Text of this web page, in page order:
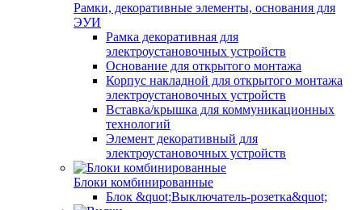
Рамки, декоративные элементы, основания для
ЭУИ
Рамка декоративная для
электроустановочных устройств
Основание для открытого монтажа
Корпус накладной для открытого монтажа
электроустановочных устройств
Вставка/крышка для коммуникационных
технологий
Элемент декоративный для
электроустановочных устройств
Блоки комбинированные
Блок &quot;Выключатель-розетка&quot;